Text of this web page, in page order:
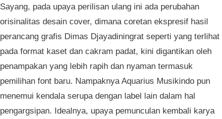
Sayang, pada upaya perilisan ulang ini ada perubahan
orisinalitas desain cover, dimana coretan ekspresif hasil
perancang grafis Dimas Djayadiningrat seperti yang terlihat
pada format kaset dan cakram padat, kini digantikan oleh
penampakan yang lebih rapih dan nyaman termasuk
pemilihan font baru. Nampaknya Aquarius Musikindo pun
menemui kendala serupa dengan label lain dalam hal
pengargsipan. Idealnya, upaya pemunculan kembali karya